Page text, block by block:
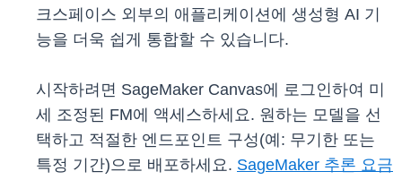
크스페이스 외부의 애플리케이션에 생성형 AI 기
능을 더욱 쉽게 통합할 수 있습니다.
시작하려면 SageMaker Canvas에 로그인하여 미
세 조정된 FM에 액세스하세요. 원하는 모델을 선
택하고 적절한 엔드포인트 구성(예: 무기한 또는
특정 기간)으로 배포하세요. SageMaker 추론 요금